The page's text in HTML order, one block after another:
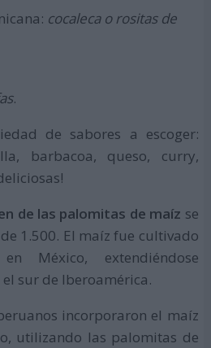
cocaleca o rositas de
.
de sabores a escoger:
barbacoa, queso, curry,
de las palomitas de maíz se
1.500. El maíz fue cultivado
México, extendiéndose
sur de Iberoamérica.
incorporaron el maíz
utilizando las palomitas de